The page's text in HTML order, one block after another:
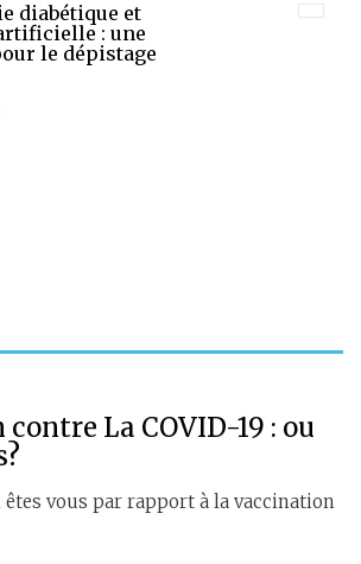
diabétique et
: une
le dépistage
La COVID-19 : ou
vous par rapport à la vaccination